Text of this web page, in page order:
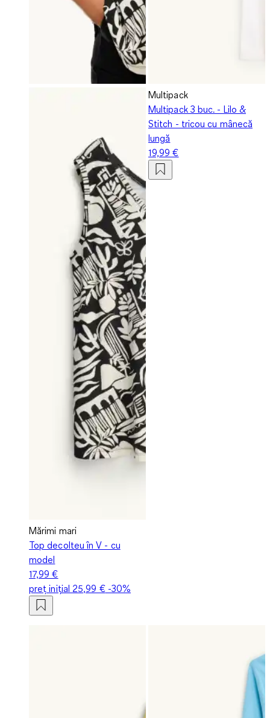
Mărimi mari
Top decolteu în V - cu
model
17,99 €
preț inițial 25,99 €-30%
Multipack
Multipack 3 buc. - Lilo &
Stitch - tricou cu mânecă
lungă
19,99 €